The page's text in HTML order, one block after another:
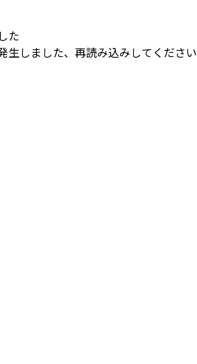
た
生しました、再読み込みしてください